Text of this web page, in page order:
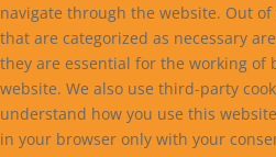
navigate through the website. Out of
that are categorized as necessary
they are essential for the working of
website. We also use third-party
understand how you use this
in your browser only with your